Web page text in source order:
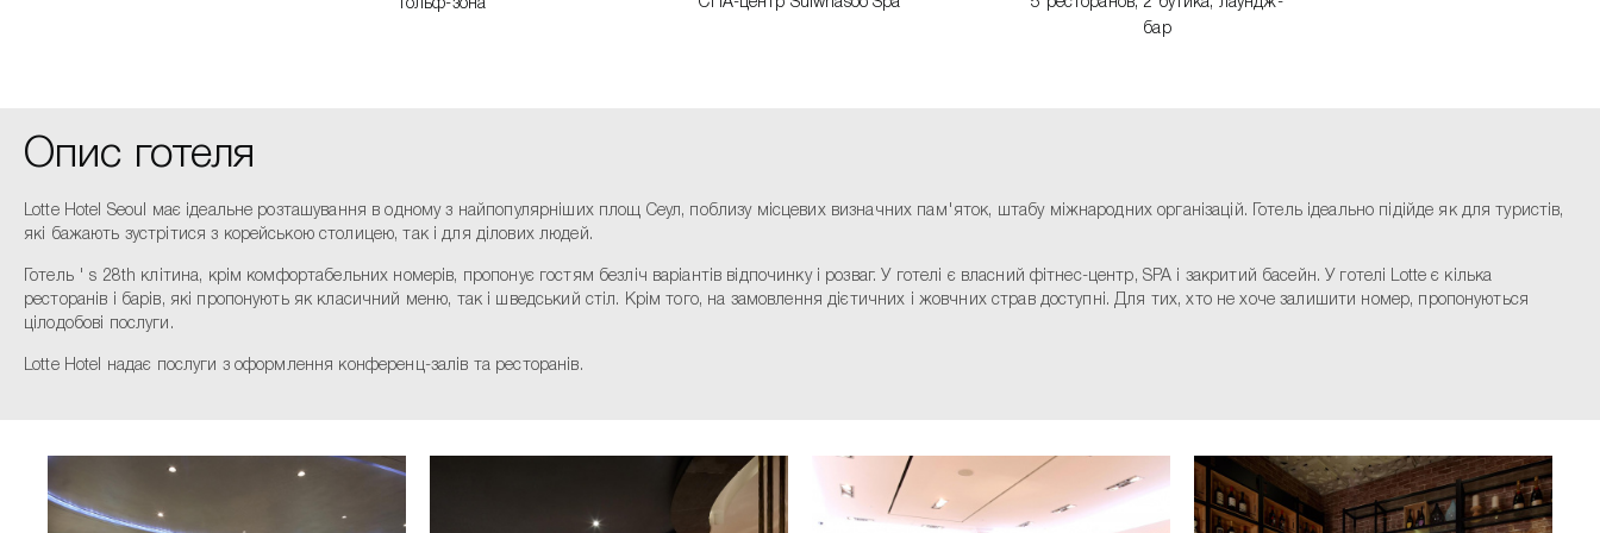
Гольф-зона
бар
Опис готеля
Lotte Hotel Seoul має ідеальне розташування в одному з найпопулярніших площ Сеул, поблизу місцевих визначних пам'яток, штабу міжнародних організацій. Готель ідеально підійде як для туристів,
які бажають зустрітися з корейською столицею, так і для ділових людей.
Готель ' s 28th клітина, крім комфортабельних номерів, пропонує гостям безліч варіантів відпочинку і розваг. У готелі є власний фітнес-центр, SPA і закритий басейн. У готелі Lotte є кілька
ресторанів і барів, які пропонують як класичний меню, так і шведський стіл. Крім того, на замовлення дієтичних і жовчних страв доступні. Для тих, хто не хоче залишити номер, пропонуються
цілодобові послуги.
Lotte Hotel надає послуги з оформлення конференц-залів та ресторанів.